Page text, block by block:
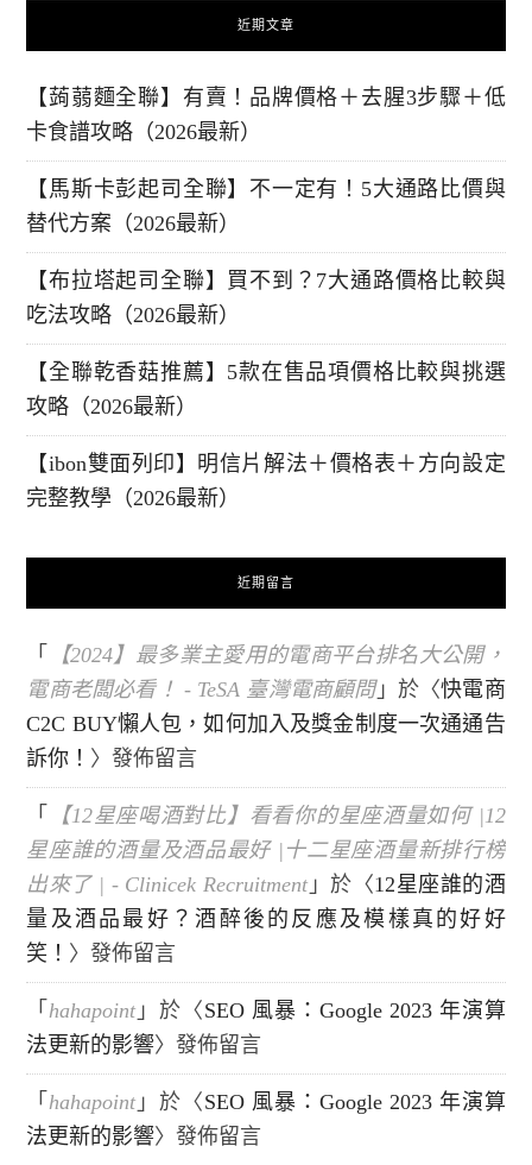
近期文章
【蒟蒻麵全聯】有賣！品牌價格＋去腥3步驟＋低
卡食譜攻略（2026最新）
【馬斯卡彭起司全聯】不一定有！5大通路比價與
替代方案（2026最新）
【布拉塔起司全聯】買不到？7大通路價格比較與
吃法攻略（2026最新）
【全聯乾香菇推薦】5款在售品項價格比較與挑選
攻略（2026最新）
【ibon雙面列印】明信片解法＋價格表＋方向設定
完整教學（2026最新）
近期留言
「
【2024】最多業主愛用的電商平台排名大公開，
電商老闆必看！ - TeSA 臺灣電商顧問」於〈快電商
C2C BUY懶人包，如何加入及獎金制度一次通通告
訴你！ 〉發佈留言
「
【12星座喝酒對比】看看你的星座酒量如何 |12
星座誰的酒量及酒品最好 |十二星座酒量新排行榜
出來了 | - Clinicek Recruitment 」於〈12星座誰的酒
量及酒品最好？酒醉後的反應及模樣真的好好
笑！ 〉發佈留言
「hahapoint 」於〈 SEO 風暴：Google 2023 年演算
法更新的影響〉發佈留言
「hahapoint 」於〈 SEO 風暴：Google 2023 年演算
法更新的影響〉發佈留言